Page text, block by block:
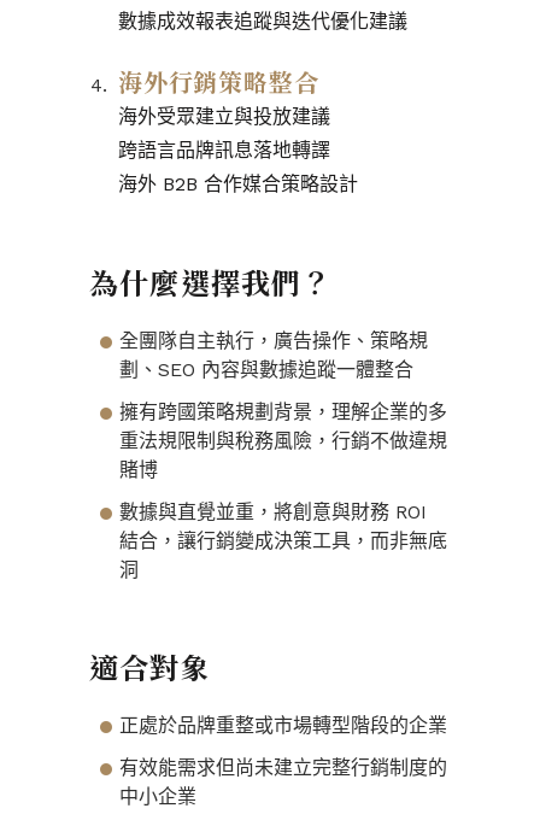
數據成效報表追蹤與迭代優化建議
海外行銷策略整合
海外受眾建立與投放建議
跨語言品牌訊息落地轉譯
海外 B2B 合作媒合策略設計
為什麼選擇我們？
全團隊自主執行，廣告操作、策略規
劃、SEO 內容與數據追蹤一體整合
擁有跨國策略規劃背景，理解企業的多
重法規限制與稅務風險，行銷不做違規
賭博
數據與直覺並重，將創意與財務 ROI
結合，讓行銷變成決策工具，而非無底
洞
適合對象
正處於品牌重整或市場轉型階段的企業
有效能需求但尚未建立完整行銷制度的
中小企業